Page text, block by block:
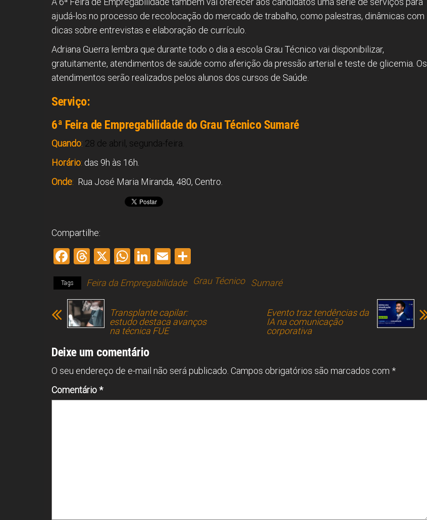
ajudá-los no processo de recolocação do mercado de trabalho, como palestras, dinâmicas com
dicas sobre entrevistas e elaboração de currículo.
Adriana Guerra lembra que durante todo o dia a escola Grau Técnico vai disponibilizar,
gratuitamente, atendimentos de saúde como aferição da pressão arterial e teste de glicemia. Os
atendimentos serão realizados pelos alunos dos cursos de Saúde.
Serviço:
6ª Feira de Empregabilidade do Grau Técnico Sumaré
Quando: 28 de abril, segunda-feira.
Horário: das 9h às 16h.
Onde: Rua José Maria Miranda, 480, Centro.
Compartilhe:
F
a
ce
b
o
T
e
a
d
X
W
at
A
p
p
Li
e
dI
n
E
ai
h
ar
Tags Feira da Empregabilidade Grau Técnico Sumaré
Transplante capilar:
estudo destaca avanços
na técnica FUE
Evento traz tendências da
IA na comunicação
corporativa
Deixe um comentário
O seu endereço de e-mail não será publicado. Campos obrigatórios são marcados com *
Comentário*